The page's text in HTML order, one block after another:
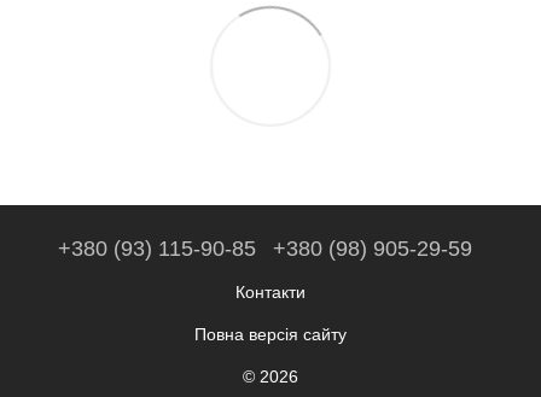
+380 (93) 115-90-85 +380 (98) 905-29-59
Контакти
Повна версія сайту
© 2026